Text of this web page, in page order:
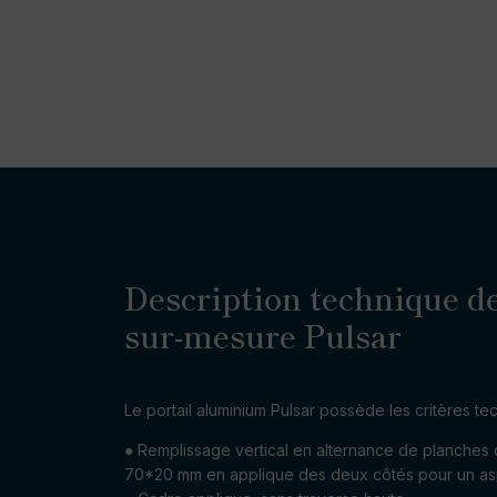
Description technique
sur-mesure Pulsar
Le portail aluminium Pulsar possède les critères
● Remplissage vertical en alternance de
70*20 mm en applique des deux côtés pour un